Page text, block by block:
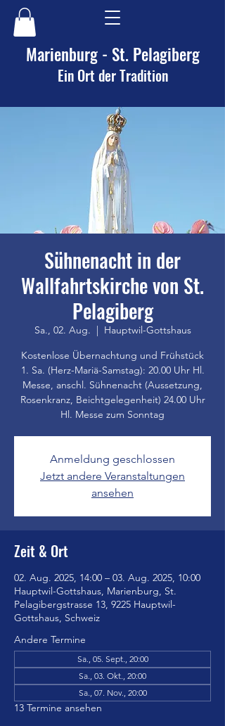
Marienburg - St. Pelagiberg
Ein Ort der Tradition
Sühnenacht in der
Wallfahrtskirche von St.
Pelagiberg
Sa., 02. Aug.
  |
Hauptwil-Gottshaus
Kostenlose Übernachtung und Frühstück
1. Sa. (Herz-Mariä-Samstag): 20.00 Uhr Hl.
Messe, anschl. Sühnenacht (Aussetzung,
Rosenkranz, Beichtgelegenheit) 24.00 Uhr
Hl. Messe zum Sonntag
Anmeldung geschlossen
Jetzt andere Veranstaltungen
ansehen
Zeit & Ort
02. Aug. 2025, 14:00 – 03. Aug. 2025, 10:00
Hauptwil-Gottshaus, Marienburg, St.
Pelagibergstrasse 13, 9225 Hauptwil-
Gottshaus, Schweiz
Andere Termine
Sa., 05. Sept., 20:00
Sa., 03. Okt., 20:00
Sa., 07. Nov., 20:00
13 Termine ansehen